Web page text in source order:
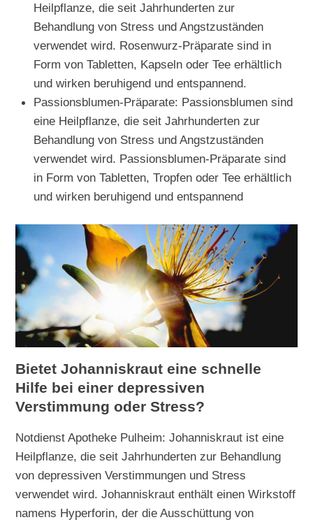
Heilpflanze, die seit Jahrhunderten zur
Behandlung von Stress und Angstzuständen
verwendet wird. Rosenwurz-Präparate sind in
Form von Tabletten, Kapseln oder Tee erhältlich
und wirken beruhigend und entspannend.
Passionsblumen-Präparate: Passionsblumen sind
eine Heilpflanze, die seit Jahrhunderten zur
Behandlung von Stress und Angstzuständen
verwendet wird. Passionsblumen-Präparate sind
in Form von Tabletten, Tropfen oder Tee erhältlich
und wirken beruhigend und entspannend
Bietet Johanniskraut eine schnelle
Hilfe bei einer depressiven
Verstimmung oder Stress?
Notdienst Apotheke Pulheim: Johanniskraut ist eine
Heilpflanze, die seit Jahrhunderten zur Behandlung
von depressiven Verstimmungen und Stress
verwendet wird. Johanniskraut enthält einen Wirkstoff
namens Hyperforin, der die Ausschüttung von